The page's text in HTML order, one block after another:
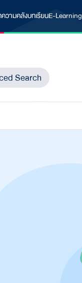
วามคลังบทเรียนE-Learning
Search